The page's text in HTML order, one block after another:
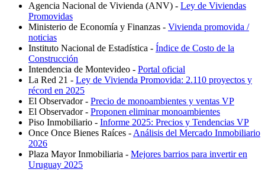
Agencia Nacional de Vivienda (ANV) - Ley de Viviendas
Promovidas
Ministerio de Economía y Finanzas - Vivienda promovida /
noticias
Instituto Nacional de Estadística - Índice de Costo de la
Construcción
Intendencia de Montevideo - Portal oficial
La Red 21 - Ley de Vivienda Promovida: 2.110 proyectos y
récord en 2025
El Observador - Precio de monoambientes y ventas VP
El Observador - Proponen eliminar monoambientes
Piso Inmobiliario - Informe 2025: Precios y Tendencias VP
Once Once Bienes Raíces - Análisis del Mercado Inmobiliario
2026
Plaza Mayor Inmobiliaria - Mejores barrios para invertir en
Uruguay 2025